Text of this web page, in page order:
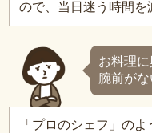
ので、当日迷う時間を
お料理
腕前が
「プロのシェフ」の